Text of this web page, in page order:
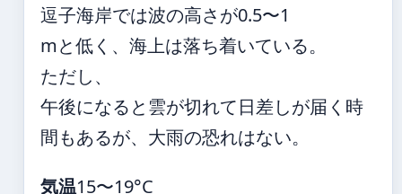
逗子海岸では波の高さが0.5〜1
mと低く、海上は落ち着いている。
ただし、
午後になると雲が切れて日差しが届く時
間もあるが、大雨の恐れはない。
気温15〜19°C